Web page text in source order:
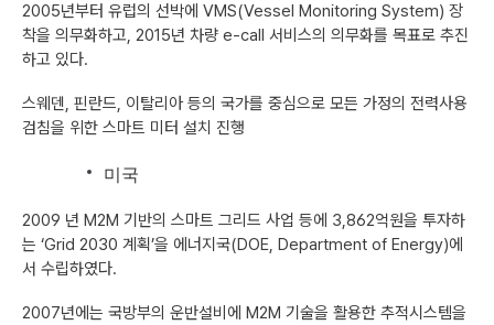
2005년부터 유럽의 선박에 VMS(Vessel Monitoring System) 장
착을 의무화하고, 2015년 차량 e-call 서비스의 의무화를 목표로 추진
하고 있다.
스웨덴, 핀란드, 이탈리아 등의 국가를 중심으로 모든 가정의 전력사용
검침을 위한 스마트 미터 설치 진행
미국
2009 년 M2M 기반의 스마트 그리드 사업 등에 3,862억원을 투자하
는 ‘Grid 2030 계획’을 에너지국(DOE, Department of Energy)에
서 수립하였다.
2007년에는 국방부의 운반설비에 M2M 기술을 활용한 추적시스템을